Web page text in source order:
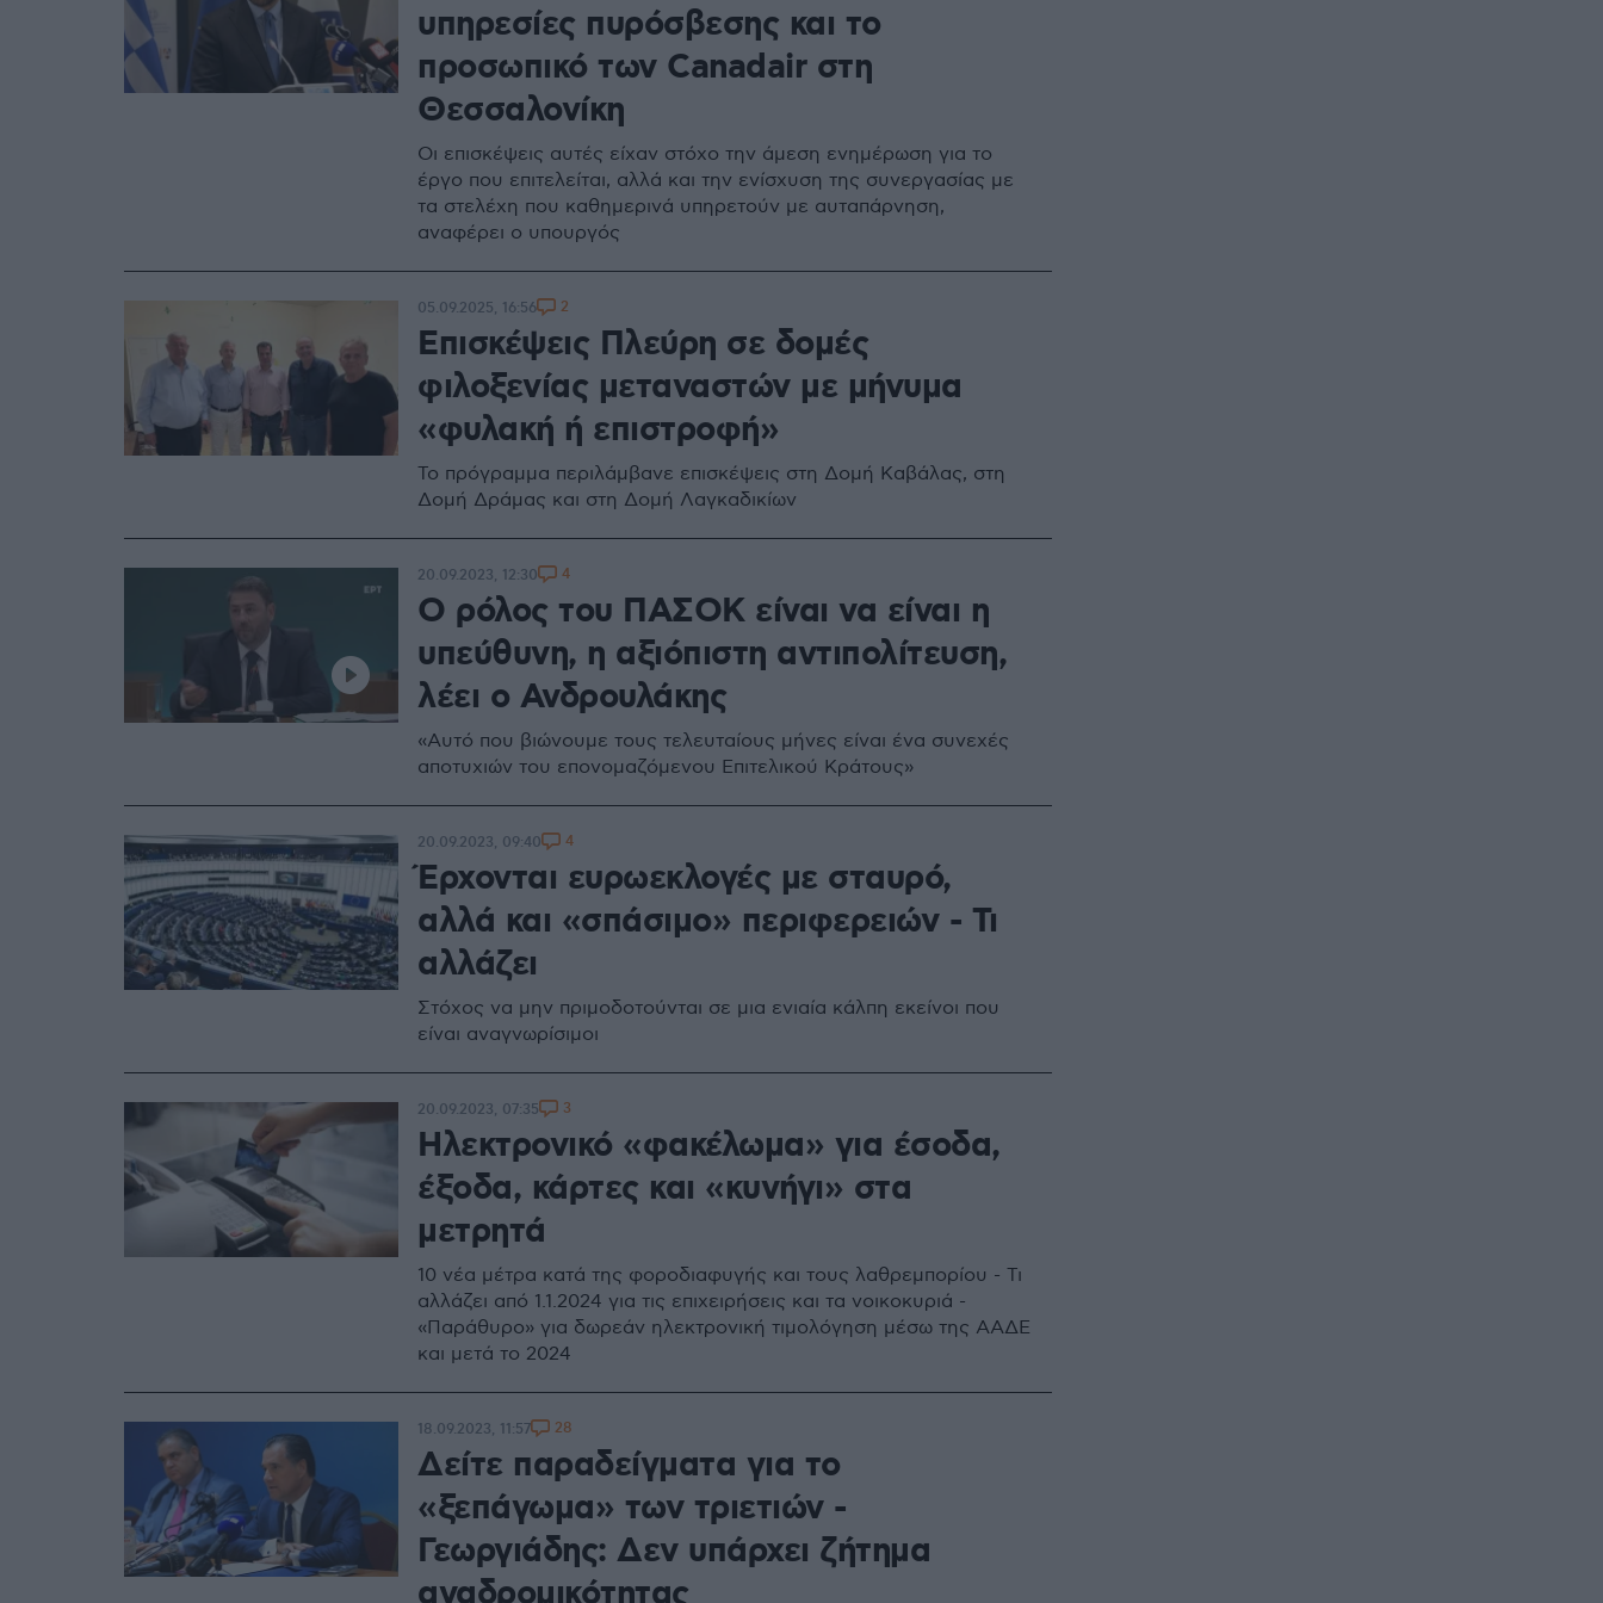
υπηρεσίες πυρόσβεσης και το
προσωπικό των Canadair στη
Θεσσαλονίκη
Οι επισκέψεις αυτές είχαν στόχο την άμεση ενημέρωση για το
έργο που επιτελείται, αλλά και την ενίσχυση της συνεργασίας με
τα στελέχη που καθημερινά υπηρετούν με αυταπάρνηση,
αναφέρει ο υπουργός
Επισκέψεις Πλεύρη σε δομές
φιλοξενίας μεταναστών με μήνυμα
«φυλακή ή επιστροφή»
Το πρόγραμμα περιλάμβανε επισκέψεις στη Δομή Καβάλας, στη
Δομή Δράμας και στη Δομή Λαγκαδικίων
05.09.2025, 16:56 2
Ο ρόλος του ΠΑΣΟΚ είναι να είναι η
υπεύθυνη, η αξιόπιστη αντιπολίτευση,
λέει ο Ανδρουλάκης
«Αυτό που βιώνουμε τους τελευταίους μήνες είναι ένα συνεχές
αποτυχιών του επονομαζόμενου Επιτελικού Κράτους»
20.09.2023, 12:30 4
Έρχονται ευρωεκλογές με σταυρό,
αλλά και «σπάσιμο» περιφερειών - Τι
αλλάζει
Στόχος να μην πριμοδοτούνται σε μια ενιαία κάλπη εκείνοι που
είναι αναγνωρίσιμοι
20.09.2023, 09:40 4
Ηλεκτρονικό «φακέλωμα» για έσοδα,
έξοδα, κάρτες και «κυνήγι» στα
μετρητά
10 νέα μέτρα κατά της φοροδιαφυγής και τους λαθρεμπορίου - Τι
αλλάζει από 1.1.2024 για τις επιχειρήσεις και τα νοικοκυριά -
«Παράθυρο» για δωρεάν ηλεκτρονική τιμολόγηση μέσω της ΑΑΔΕ
και μετά το 2024
20.09.2023, 07:35 3
Δείτε παραδείγματα για το
«ξεπάγωμα» των τριετιών -
Γεωργιάδης: Δεν υπάρχει ζήτημα
18.09.2023, 11:57 28